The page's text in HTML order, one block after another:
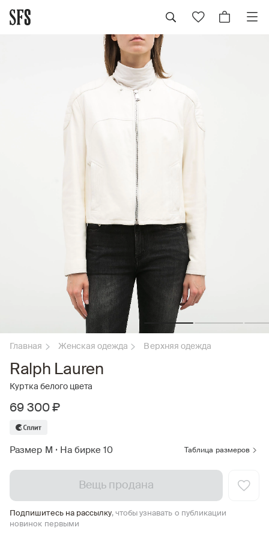
Главная Женская одежда Верхняя одежда
Ralph Lauren
Куртка белого цвета
69 300 ₽
Размер M • На бирке 10 Таблица размеров
Вещь продана
Подпишитесь на рассылку, чтобы узнавать о публикации
новинок первыми